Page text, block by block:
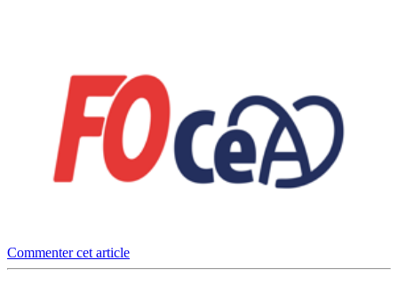
Commenter cet article